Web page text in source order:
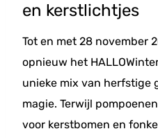
en kerstlichtjes
Tot en met 28 november
opnieuw het
unieke mix van herfstige
magie. Terwijl
voor kerstbomen en